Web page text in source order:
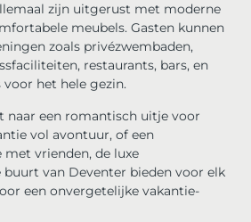
zijn uitgerust met moderne
meubels. Gasten kunnen
zoals privézwembaden,
restaurants, bars, en
het hele gezin.
naar een romantisch uitje voor
vol avontuur, of een
vrienden, de luxe
buurt van Deventer bieden voor elk
een onvergetelijke vakantie-